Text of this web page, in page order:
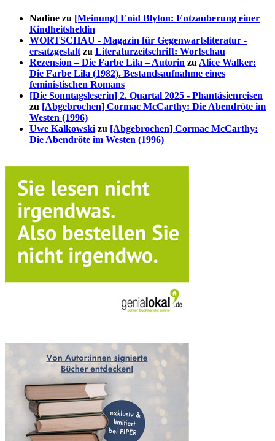
Nadine zu [Meinung] Enid Blyton: Entzauberung einer
Kindheitsheldin
WORTSCHAU - Magazin für Gegenwartsliteratur -
ersatzgestalt zu Literaturzeitschrift: Wortschau
Rezension – Die Farbe Lila – Autorin zu Alice Walker:
Die Farbe Lila (1982). Bestandsaufnahme eines
feministischen Romans
[Die Sonntagsleserin] 2. Quartal 2025 - Phantásienreisen
zu [Abgebrochen] Cormac McCarthy: Die Abendröte im
Westen (1996)
Uwe Kalkowski zu [Abgebrochen] Cormac McCarthy:
Die Abendröte im Westen (1996)